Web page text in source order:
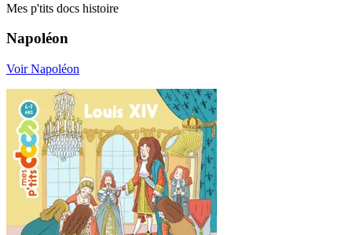
Mes p'tits docs histoire
Napoléon
Voir Napoléon